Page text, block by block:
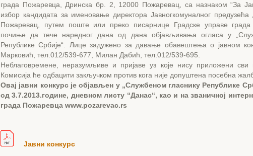
града Пожаревца, Дринска бр. 2, 12000 Пожаревац, са назнаком “За
избор кандидата за именовање директора Јавногкомуналног предузећа
Пожаревац, путем поште или преко писарнице Градске управе
почиње да тече наредног дана од дана објављивања огласа у
Републике Србије“. Лице задужено за давање обавештења о јавном
Марковић, тел.012/539-677, Милан Дабић, тел.012/539-695.
Неблаговремене, неразумљиве и пријаве уз које нису приложени сви
Комисија ће одбацити закључком против кога није допуштена посебна
Овај јавни конкурс је објављен у „Службеном гласнику Републике
од 3.7.2013.године, дневном листу “Данас“, као и на званичној
града Пожаревца www.pozarevac.rs
Јавни конкурс